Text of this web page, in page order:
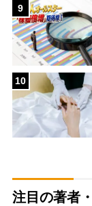
9
10
注目の著者